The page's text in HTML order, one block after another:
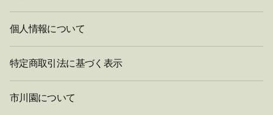
個人情報について
特定商取引法に基づく表示
市川園について